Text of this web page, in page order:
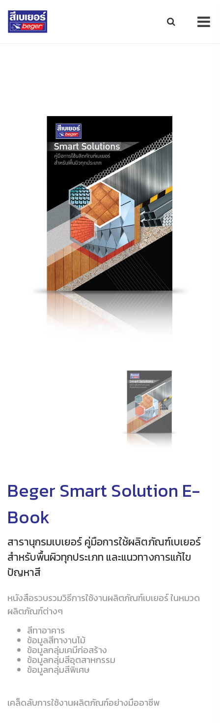
Beger Smart Solution E-
Book
สารานุกรมเบเยอร์ คู่มือการใช้ผลิตภัณฑ์เบเยอร์
สำหรับพื้นผิวทุกประเภท และแนวทางการแก้ไข
ปัญหาสี
หนังสือรวบรวมวิธีการใช้งานผลิตภัณฑ์เบเยอร์ ในหมวด
ผลิตภัณฑ์ต่างๆ
สีทาอาคาร
ข้อมูลสีทางานไม้
ข้อมูลกลุ่มเคมีก่อสร้าง
ข้อมูลกลุ่มสีอุตสาหกรรม
ข้อมูลกลุ่มสีพิเศษ
เคล็ดลับการใช้งานผลิตภัณฑ์อย่างมืออาชีพ